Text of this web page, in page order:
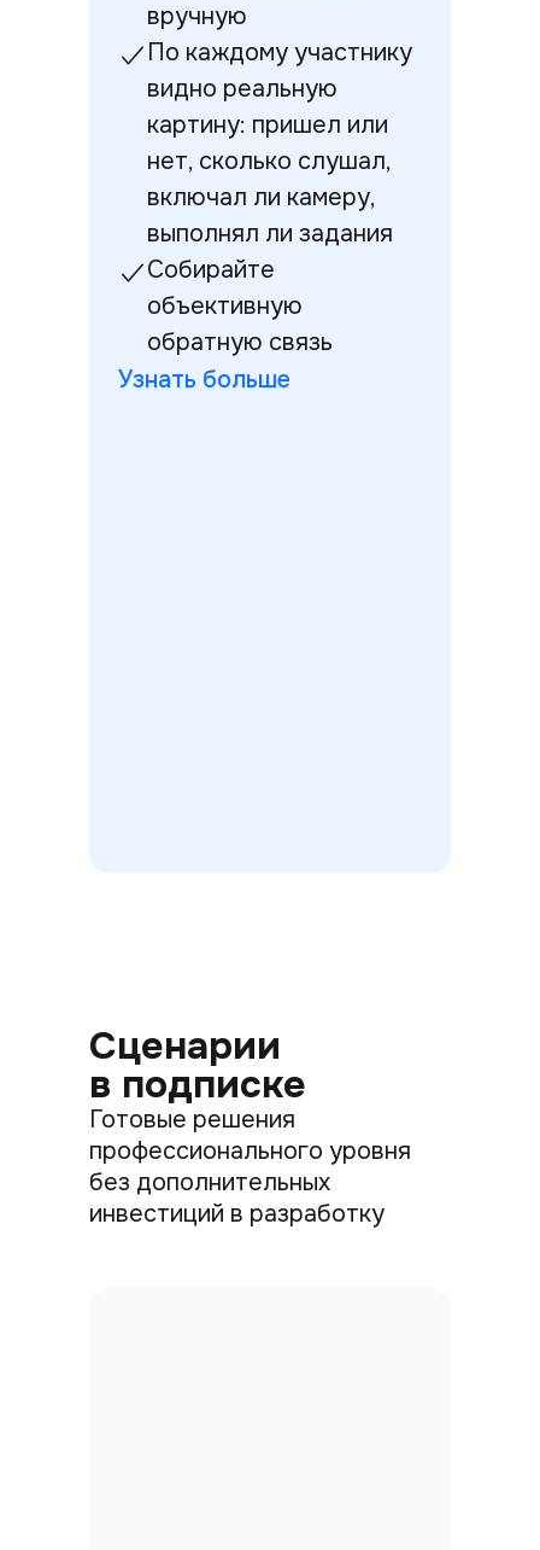
вручную
По каждому участнику
видно реальную
картину: пришел или
нет, сколько слушал,
включал ли камеру,
выполнял ли задания
Собирайте
объективную
обратную связь
Узнать больше
Сценарии
в подписке
Готовые решения
профессионального уровня
без дополнительных
инвестиций в разработку